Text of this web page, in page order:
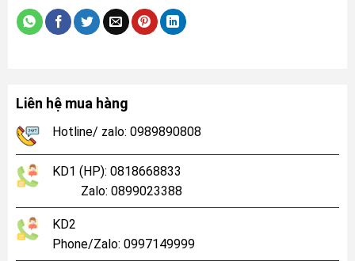
Liên hệ mua hàng
Hotline/ zalo: 0989890808
KD1 (HP): 0818668833
Zalo: 0899023388
KD2
Phone/Zalo: 0997149999